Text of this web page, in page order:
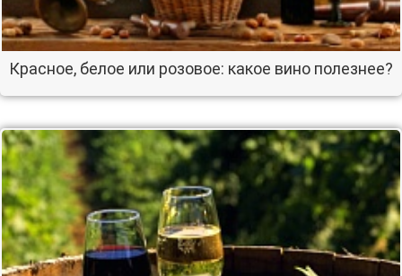
Красное, белое или розовое: какое вино полезнее?